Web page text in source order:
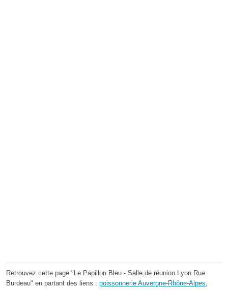
Retrouvez cette page "Le Papillon Bleu - Salle de réunion Lyon Rue
Burdeau" en partant des liens : poissonnerie Auvergne-Rhône-Alpes,